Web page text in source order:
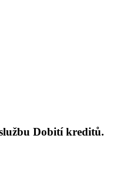
Dobití kreditů.